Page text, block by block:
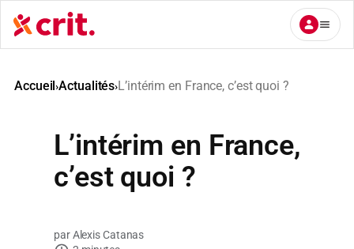
Aller
au
contenu
Accueil›Actualités›L’intérim en France, c’est quoi ?
L’intérim en France,
c’est quoi ?
Alexis Catanas